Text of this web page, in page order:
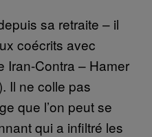
sa retraite – il
coécrits avec
Iran-Contra – Hamer
Il ne colle pas
que l’on peut se
qui a infiltré les